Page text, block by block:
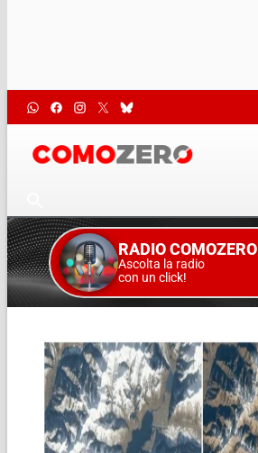
RADIO COMOZERO
Ascolta la radio
con un click!